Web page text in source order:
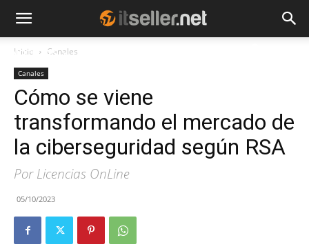
NOTICIAS
Inicio Canales
Canales
Cómo se viene
transformando el mercado de
la ciberseguridad según RSA
Por Licencias OnLine
05/10/2023